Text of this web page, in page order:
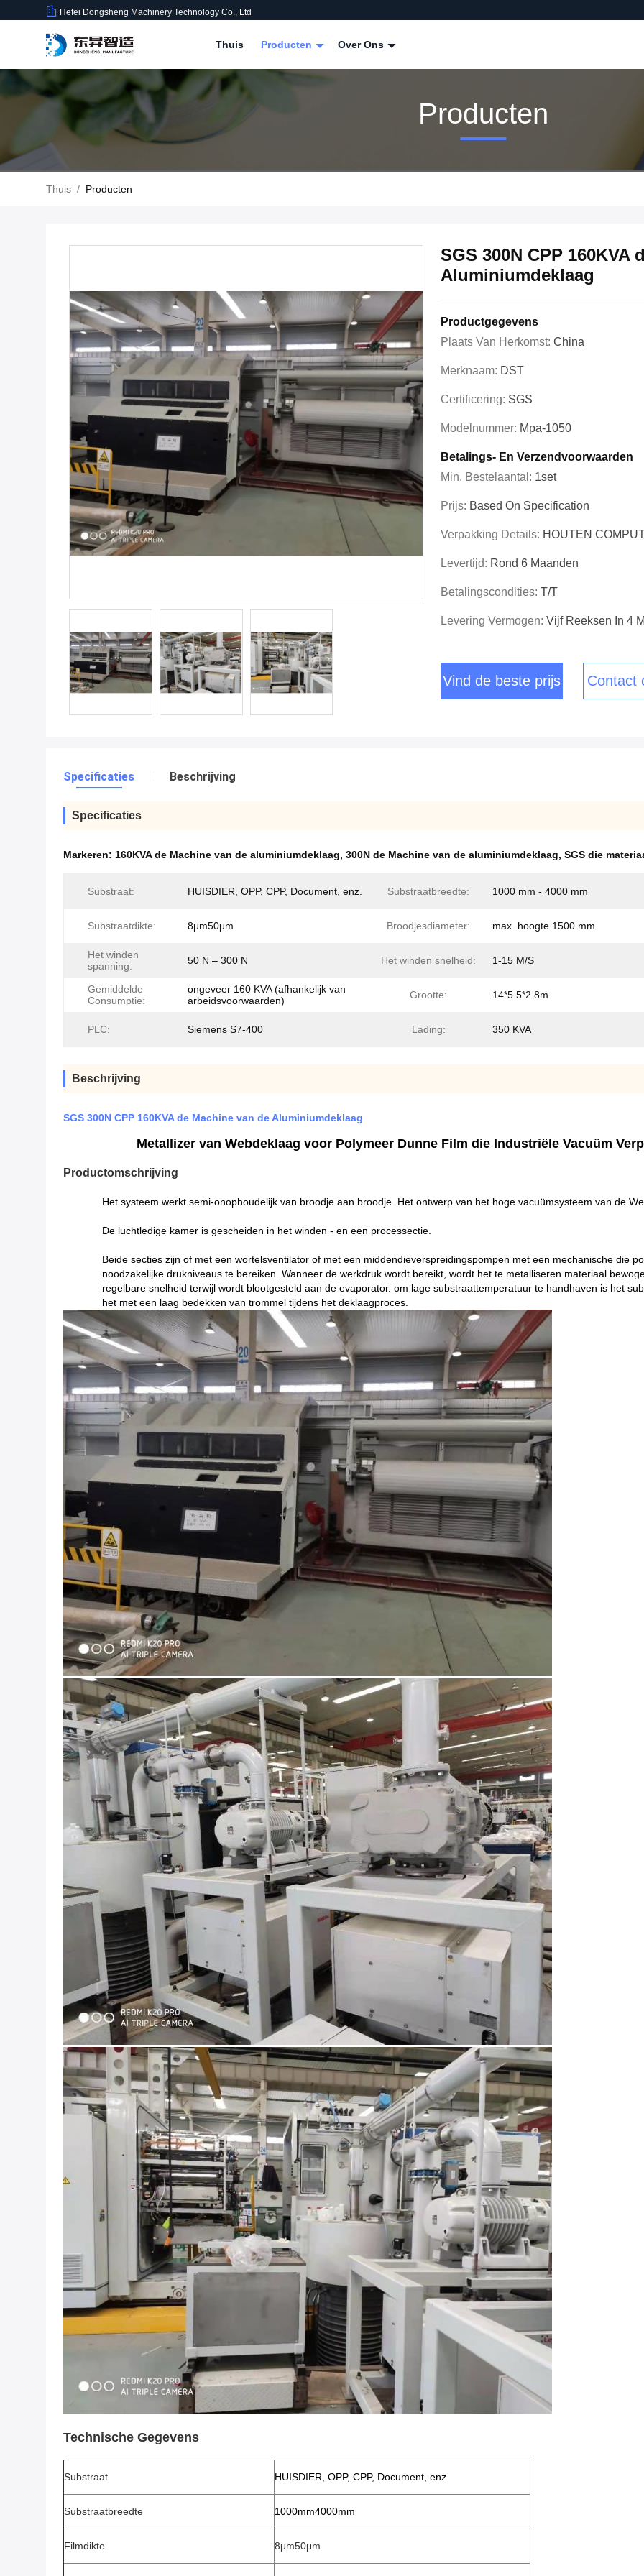
Hefei Dongsheng Machinery Technology Co., Ltd
Thuis Producten Over Ons
Producten
Thuis / Producten
SGS 300N CPP 160KVA
Aluminiumdeklaag
Productgegevens
Plaats Van Herkomst: China
Merknaam: DST
Certificering: SGS
Modelnummer: Mpa-1050
Betalings- En Verzendvoorwaarden
Min. Bestelaantal: 1set
Prijs: Based On Specification
Verpakking Details: HOUTEN
Levertijd: Rond 6 Maanden
Betalingscondities: T/T
Levering Vermogen: Vijf Reeksen In 4
Vind de beste prijs Contact
Specificaties Beschrijving
Specificaties
Markeren: 160KVA de Machine van de aluminiumdeklaag, 300N de Machine van de aluminiumdeklaag, SGS die
Substraat: HUISDIER, OPP, CPP, Document, enz. Substraatbreedte: 1000 mm - 4000 mm
Substraatdikte: 8μm50μm Broodjesdiameter: max. hoogte 1500 mm
Het winden
spanning:
50 N – 300 N Het winden snelheid: 1-15 M/S
Gemiddelde
Consumptie:
ongeveer 160 KVA (afhankelijk van
arbeidsvoorwaarden)
Grootte: 14*5.5*2.8m
PLC: Siemens S7-400 Lading: 350 KVA
Beschrijving
SGS 300N CPP 160KVA de Machine van de Aluminiumdeklaag
Metallizer van Webdeklaag voor Polymeer Dunne Film die Industriële Vacuüm
Productomschrijving
Het systeem werkt semi-onophoudelijk van broodje aan broodje. Het ontwerp van het hoge vacuümsysteem van de
De luchtledige kamer is gescheiden in het winden - en een processectie.
Beide secties zijn of met een wortelsventilator of met een middendieverspreidingspompen met een mechanische die
noodzakelijke drukniveaus te bereiken. Wanneer de werkdruk wordt bereikt, wordt het te metalliseren materiaal
regelbare snelheid terwijl wordt blootgesteld aan de evaporator. om lage substraattemperatuur te handhaven is het
het met een laag bedekken van trommel tijdens het deklaagproces.
Technische Gegevens
Substraat HUISDIER, OPP, CPP, Document, enz.
Substraatbreedte 1000mm4000mm
Filmdikte 8μm50μm